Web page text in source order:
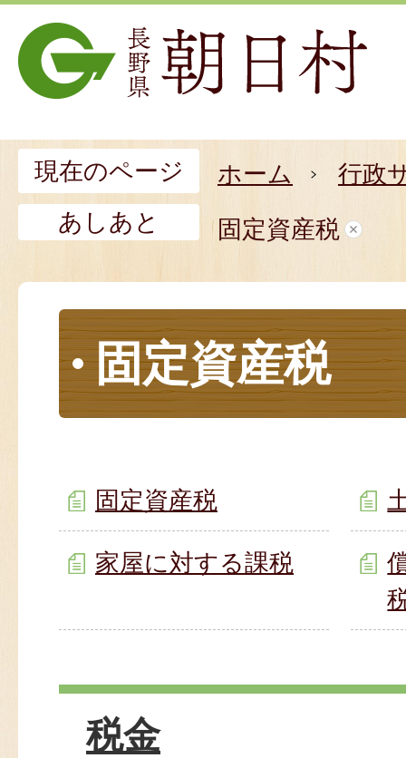
現在のページ ホーム
行政
あしあと
固定資産税
固定資産税
固定資産税
家屋に対する課税
税金